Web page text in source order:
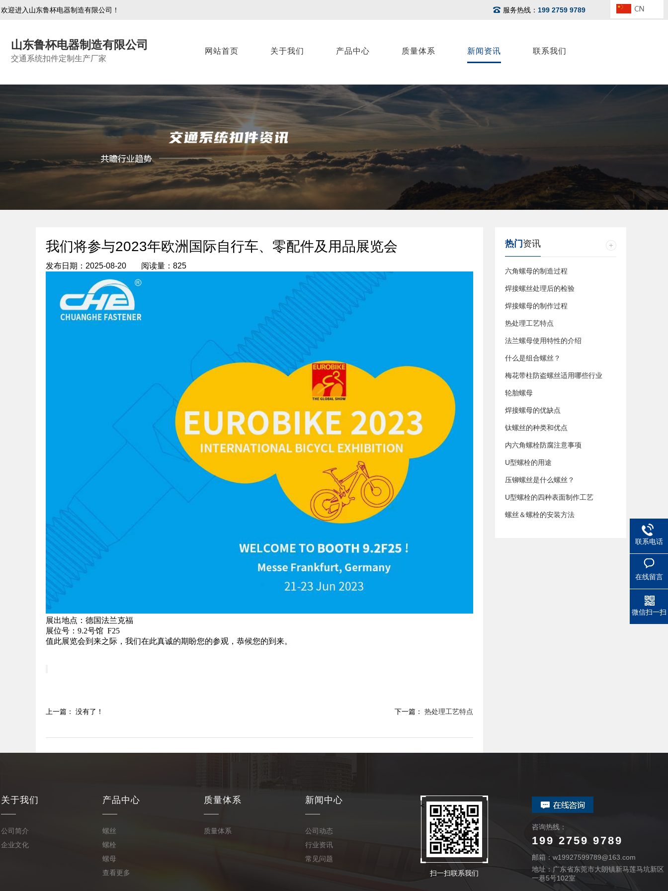
欢迎进入山东鲁杯电器制造有限公司！ 服务热线： 199 2759 9789
山东鲁杯电器制造有限公司
交通系统扣件定制生产厂家
网站首页 关于我们 产品中心 质量体系 新闻资讯 联系我们
我们将参与2023年欧洲国际自行车、零配件及用品展览会
发布日期：2025-08-20 阅读量：825
展出地点：德国法兰克福
展位号：9.2号馆 F25
值此展览会到来之际，我们在此真诚的期盼您的参观，恭候您的到来。
上一篇： 没有了！ 下一篇： 热处理工艺特点
热门 资讯
六角螺母的制造过程
焊接螺丝处理后的检验
焊接螺母的制作过程
热处理工艺特点
法兰螺母使用特性的介绍
什么是组合螺丝？
梅花带柱防盗螺丝适用哪些行业
轮胎螺母
焊接螺母的优缺点
钛螺丝的种类和优点
内六角螺栓防腐注意事项
U型螺栓的用途
压铆螺丝是什么螺丝？
U型螺栓的四种表面制作工艺
螺丝＆螺栓的安装方法
关于我们
公司简介
企业文化
产品中心
螺丝
螺栓
螺母
查看更多
质量体系
质量体系
新闻中心
公司动态
行业资讯
常见问题
扫一扫联系我们
<
咨询热线：
199 2759 9789
邮箱：w19927599789@163.com
地址：广东省东莞市大朗镇新马莲马坑新区
一巷5号102室
联系电话
在线留言
微信扫一扫